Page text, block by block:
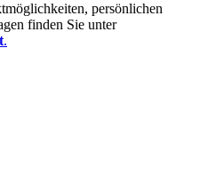
persönlichen
finden Sie unter
.